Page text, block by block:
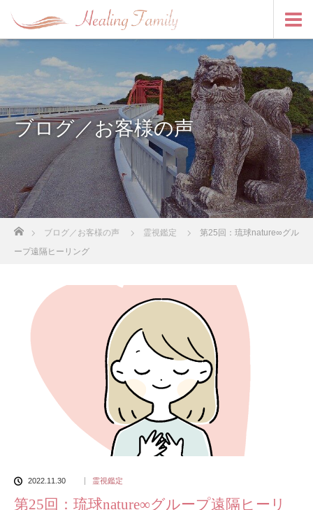
ブログ／お客様の声
ブログ／お客様の声 霊視鑑定
第25回：琉球nature∞グル
ープ遠隔ヒーリング
2022.11.30 霊視鑑定
第25回：琉球nature∞グループ遠隔ヒーリ